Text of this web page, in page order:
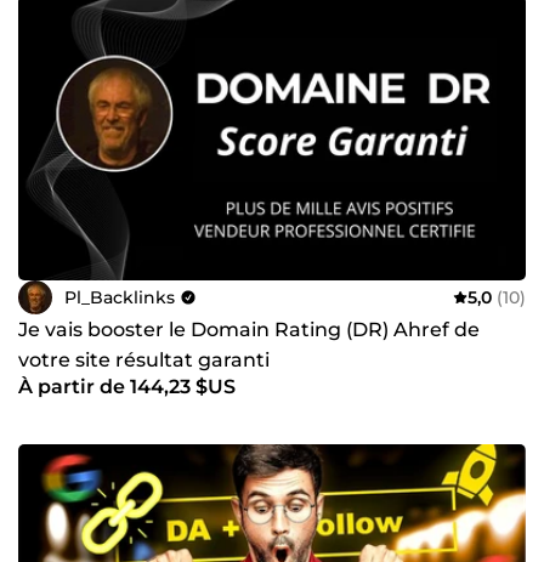
Pl_Backlinks 5,0 (10)
Je vais booster le Domain Rating (DR) Ahref de
votre site résultat garanti
À partir de 144,23 $US